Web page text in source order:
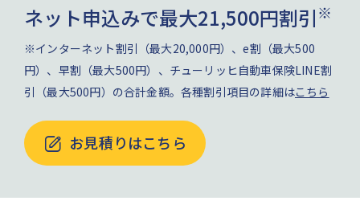
ネット申込みで最大21,500円割引※
※インターネット割引（最大20,000円）、e割（最大500
円）、早割（最大500円）、チューリッヒ自動車保険LINE割
引（最大500円）の合計金額。各種割引項目の詳細はこちら
お見積りはこちら